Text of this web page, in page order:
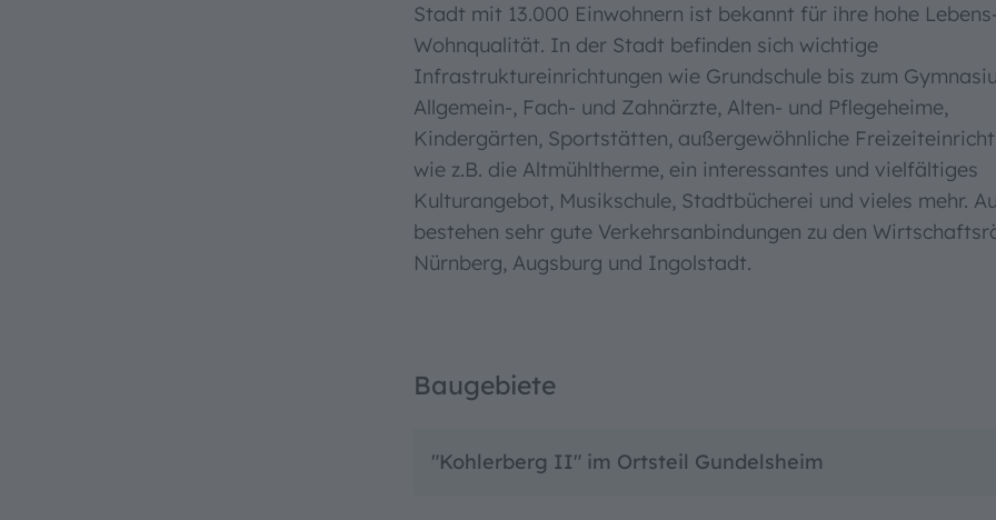
Stadt mit 13.000 Einwohnern ist bekannt für ihre hohe
Wohnqualität. In der Stadt befinden sich wichtige
Infrastruktureinrichtungen wie Grundschule bis zum
Allgemein-, Fach- und Zahnärzte, Alten- und Pflegeheime,
Kindergärten, Sportstätten, außergewöhnliche
wie z.B. die Altmühltherme, ein interessantes und vielfältiges
Kulturangebot, Musikschule, Stadtbücherei und vieles mehr.
bestehen sehr gute Verkehrsanbindungen zu den
Nürnberg, Augsburg und Ingolstadt.
Baugebiete
"Kohlerberg II" im Ortsteil Gundelsheim